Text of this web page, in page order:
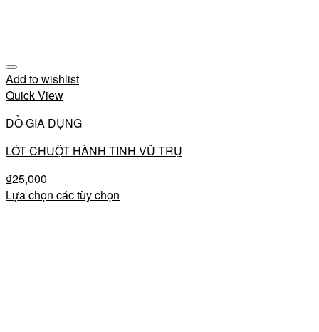
Add to wishlist
Quick View
ĐỒ GIA DỤNG
LÓT CHUỘT HÀNH TINH VŨ TRỤ
₫25,000
Lựa chọn các tùy chọn